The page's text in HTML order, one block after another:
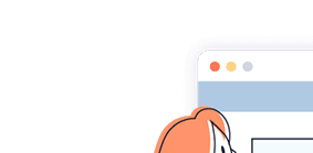
HISTORIQUE